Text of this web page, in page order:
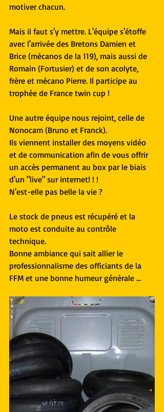
motiver chacun.
Mais il faut s'y mettre. L'équipe s'étoffe
avec l'arrivée des Bretons Damien et
Brice (mécanos de la 119), mais aussi de
Romain (Fortusier) et de son acolyte,
frère et mécano Pierre. Il participe au
trophée de France twin cup !
Une autre équipe nous rejoint, celle de
Nonocam (Bruno et Franck).
Ils viennent installer des moyens vidéo
et de communication afin de vous offrir
un accès permanent au box par le biais
d'un "live" sur internet! ! !
N'est-elle pas belle la vie ?
Le stock de pneus est récupéré et la
moto est conduite au contrôle
technique.
Bonne ambiance qui sait allier le
professionnalisme des officiants de la
FFM et une bonne humeur générale …